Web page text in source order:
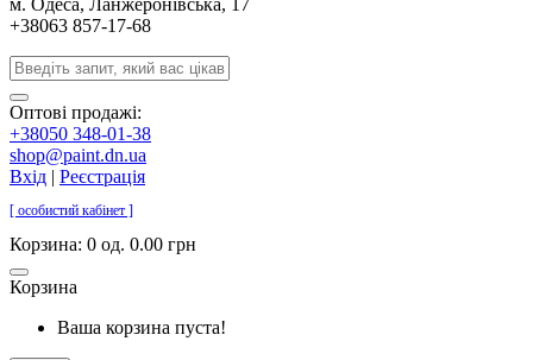
м. Одеса, Ланжеронiвська, 17
+38063 857-17-68
Оптові продажі:
+38050 348-01-38
shop@paint.dn.ua
Вхід | Реєстрація
[ особистий кабінет ]
Корзина: 0 од. 0.00 грн
Корзина
Ваша корзина пуста!